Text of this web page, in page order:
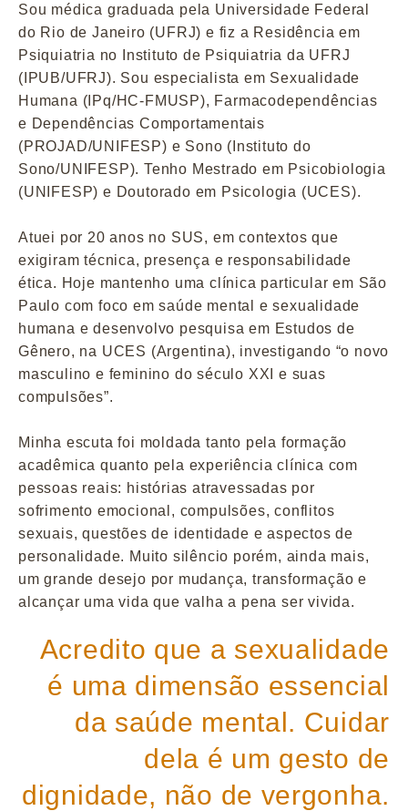
Sou médica graduada pela Universidade Federal
do Rio de Janeiro (UFRJ) e fiz a Residência em
Psiquiatria no Instituto de Psiquiatria da UFRJ
(IPUB/UFRJ). Sou especialista em Sexualidade
Humana (IPq/HC-FMUSP), Farmacodependências
e Dependências Comportamentais
(PROJAD/UNIFESP) e Sono (Instituto do
Sono/UNIFESP). Tenho Mestrado em Psicobiologia
(UNIFESP) e Doutorado em Psicologia (UCES).
Atuei por 20 anos no SUS, em contextos que
exigiram técnica, presença e responsabilidade
ética. Hoje mantenho uma clínica particular em São
Paulo com foco em saúde mental e sexualidade
humana e desenvolvo pesquisa em Estudos de
Gênero, na UCES (Argentina), investigando “o novo
masculino e feminino do século XXI e suas
compulsões”.
Minha escuta foi moldada tanto pela formação
acadêmica quanto pela experiência clínica com
pessoas reais: histórias atravessadas por
sofrimento emocional, compulsões, conflitos
sexuais, questões de identidade e aspectos de
personalidade. Muito silêncio porém, ainda mais,
um grande desejo por mudança, transformação e
alcançar uma vida que valha a pena ser vivida.
Acredito que a sexualidade
é uma dimensão essencial
da saúde mental. Cuidar
dela é um gesto de
dignidade, não de vergonha.